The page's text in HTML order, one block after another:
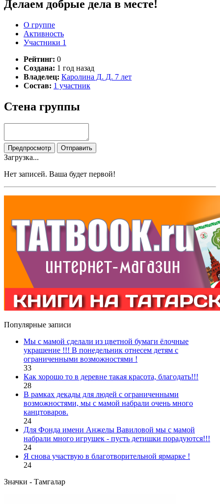
Делаем добрые дела в месте!
О группе
Активность
Участники 1
Рейтинг: 0
Создана: 1 год назад
Владелец: Каролина Д. Д. 7 лет
Состав: 1 участник
Стена группы
Загрузка...
Нет записей. Ваша будет первой!
Популярные записи
Мы с мамой сделали из цветной бумаги ёлочные
украшение !!! В понедельник отнесем детям с
ограниченными возможностями !
33
Как хорошо то в деревне такая красота, благодать!!!
28
В рамках декады для людей с ограниченными
возможностями, мы с мамой набрали очень много
канцтоваров.
24
Для Фонда имени Анжелы Вавиловой мы с мамой
набрали много игрушек - пусть детишки порадуются!!!
24
Я снова участвую в благотворительной ярмарке !
24
Значки - Тамгалар